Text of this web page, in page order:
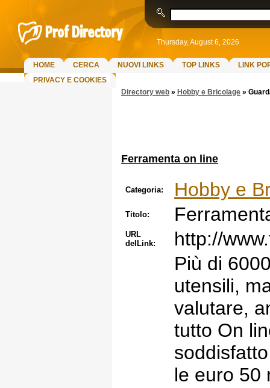
Thursday, August 6, 2026
HOME CERCA NUOVI LINKS TOP LINKS
LINK
PRIVACY E COOKIES
Directory web » Hobby e Bricolage »
Ferramenta on line
Categoria: Hobby e
Titolo:
URL
delLink:
http://
Più di
utensili,
valutare,
tutto On
le euro 50